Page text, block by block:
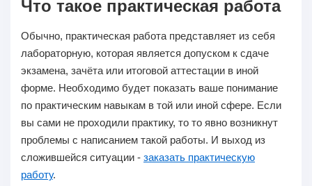
Что такое практическая работа
Обычно, практическая работа представляет из себя
лабораторную, которая является допуском к сдаче
экзамена, зачёта или итоговой аттестации в иной
форме. Необходимо будет показать ваше понимание
по практическим навыкам в той или иной сфере. Если
вы сами не проходили практику, то то явно возникнут
проблемы с написанием такой работы. И выход из
сложившейся ситуации - заказать практическую
работу.